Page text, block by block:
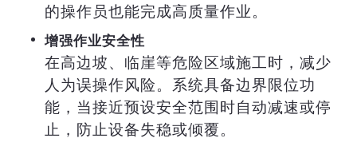
的操作员也能完成高质量作业。
增强作业安全性
在高边坡、临崖等危险区域施工时，减少
人为误操作风险。系统具备边界限位功
能，当接近预设安全范围时自动减速或停
止，防止设备失稳或倾覆。